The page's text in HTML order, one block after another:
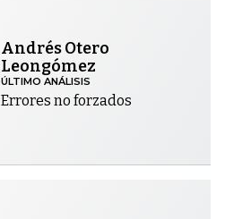
Andrés Otero
Leongómez
ÚLTIMO ANÁLISIS
Errores no forzados